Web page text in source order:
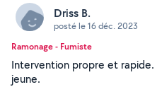
Driss B.
posté le 16 déc. 2023
Ramonage - Fumiste
Intervention propre et
jeune.